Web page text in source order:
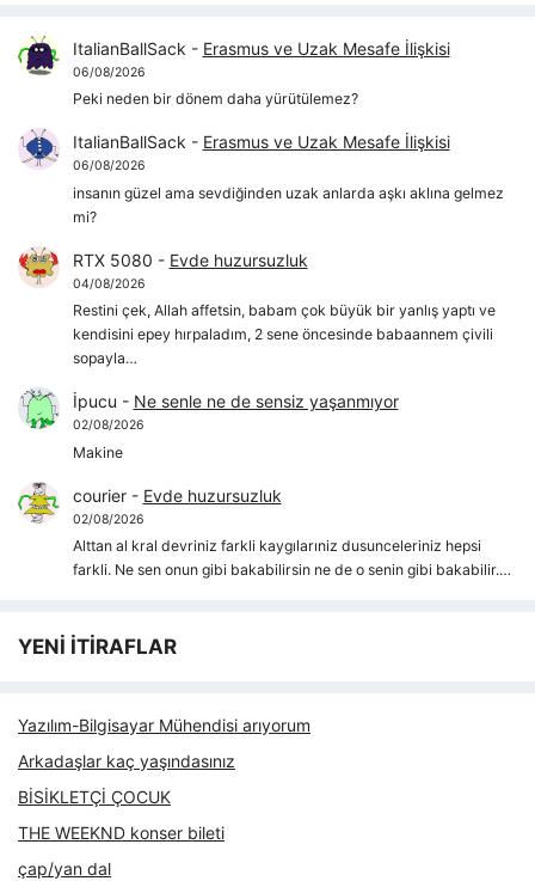
ItalianBallSack - Erasmus ve Uzak Mesafe İlişkisi
06/08/2026
Peki neden bir dönem daha yürütülemez?
ItalianBallSack - Erasmus ve Uzak Mesafe İlişkisi
06/08/2026
insanın güzel ama sevdiğinden uzak anlarda aşkı aklına gelmez
mi?
RTX 5080 - Evde huzursuzluk
04/08/2026
Restini çek, Allah affetsin, babam çok büyük bir yanlış yaptı ve
kendisini epey hırpaladım, 2 sene öncesinde babaannem çivili
sopayla…
İpucu - Ne senle ne de sensiz yaşanmıyor
02/08/2026
Makine
courier- Evde huzursuzluk
02/08/2026
Alttan al kral devriniz farkli kaygılarıniz dusunceleriniz hepsi
farkli. Ne sen onun gibi bakabilirsin ne de o senin gibi bakabilir.…
YENİ İTİRAFLAR
Yazılım-Bilgisayar Mühendisi arıyorum
Arkadaşlar kaç yaşındasınız
BİSİKLETÇİ ÇOCUK
THE WEEKND konser bileti
çap/yan dal